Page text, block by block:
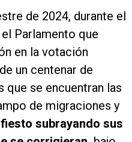
de 2024, durante el
Parlamento que
en la votación
un centenar de
que se encuentran las
de migraciones y
subrayando sus